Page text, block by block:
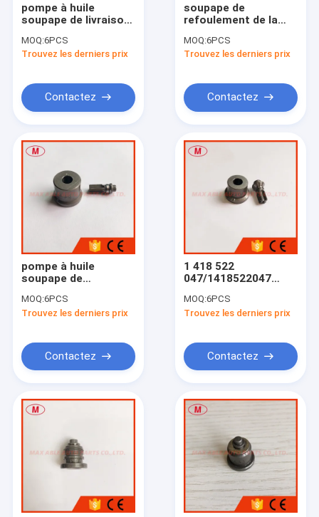
pompe à huile
soupape de livraison
MOQ:6PCS
Trouvez les derniers prix
Contactez
soupape de
refoulement de la
090140-1350 1350
MOQ:6PCS
Trouvez les derniers prix
Contactez
pompe à huile
soupape de
131110-5520
MOQ:6PCS
Trouvez les derniers prix
Contactez
1 418 522
047/1418522047
d'alimentation de
pompe à huile pour
MOQ:6PCS
Trouvez les derniers prix
Contactez